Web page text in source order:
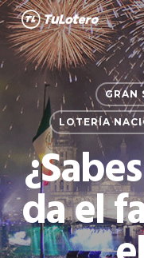
Skip
to
main
content
GRAN
LOTERÍA
da el